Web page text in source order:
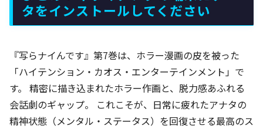
タをインストールしてください
『写らナイんです』第7巻は、ホラー漫画の皮を被った
「ハイテンション・カオス・エンターテインメント」で
す。 精密に描き込まれたホラー作画と、脱力感あふれる
会話劇のギャップ。 これこそが、日常に疲れたアナタの
精神状態（メンタル・ステータス）を回復させる最高のス